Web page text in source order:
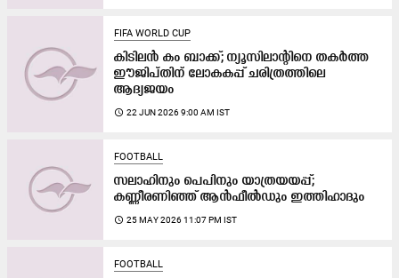
FIFA WORLD CUP
കിടിലൻ കം ബാക്ക്; ന്യൂസിലാന്‍റിനെ തകർത്ത
ഈജിപ്തിന് ലോകകപ്പ് ചരിത്രത്തിലെ
ആദ്യജയം
access_time 22 JUN 2026 9:00 AM IST
FOOTBALL
സലാഹിനും പെപിനും യാത്രയയപ്പ്;
കണ്ണീരണിഞ്ഞ് ആൻഫീൽഡും ഇത്തിഹാദും
access_time 25 MAY 2026 11:07 PM IST
FOOTBALL